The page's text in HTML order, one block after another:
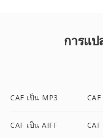
การแป
CAF เป็น MP3
CAF เป็น AIFF